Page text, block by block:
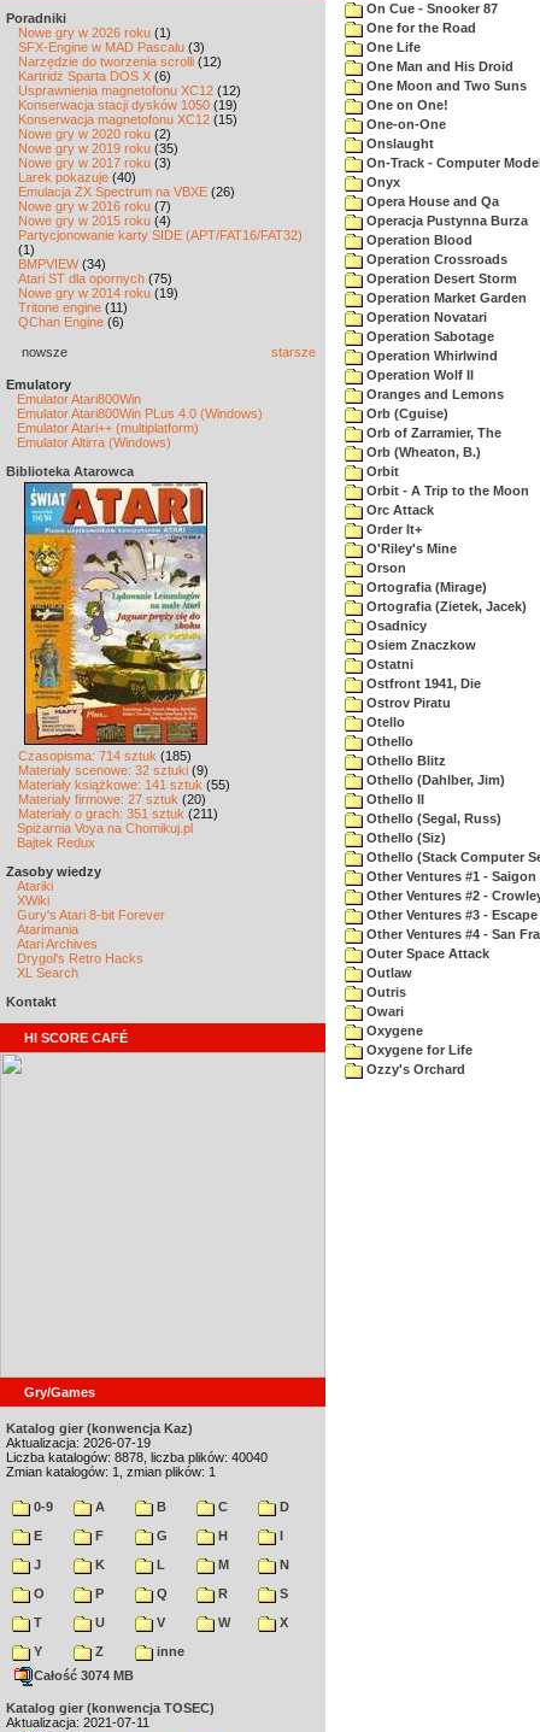
Poradniki
Nowe gry w 2026 roku (1)
SFX-Engine w MAD Pascalu (3)
Narzędzie do tworzenia scrolli (12)
Kartridż Sparta DOS X (6)
Usprawnienia magnetofonu XC12 (12)
Konserwacja stacji dysków 1050 (19)
Konserwacja magnetofonu XC12 (15)
Nowe gry w 2020 roku (2)
Nowe gry w 2019 roku (35)
Nowe gry w 2017 roku (3)
Larek pokazuje (40)
Emulacja ZX Spectrum na VBXE (26)
Nowe gry w 2016 roku (7)
Nowe gry w 2015 roku (4)
Partycjonowanie karty SIDE (APT/FAT16/FAT32)
(1)
BMPVIEW(34)
Atari ST dla opornych (75)
Nowe gry w 2014 roku (19)
Tritone engine (11)
QChan Engine (6)
nowsze starsze
Emulatory
Emulator Atari800Win
Emulator Atari800Win PLus 4.0 (Windows)
Emulator Atari++ (multiplatform)
Emulator Altirra (Windows)
Biblioteka Atarowca
Czasopisma: 714 sztuk (185)
Materiały scenowe: 32 sztuki (9)
Materiały książkowe: 141 sztuk (55)
Materiały firmowe: 27 sztuk (20)
Materiały o grach: 351 sztuk (211)
Spiżarnia Voya na Chomikuj.pl
Bajtek Redux
Zasoby wiedzy
Atariki
XWiki
Gury's Atari 8-bit Forever
Atarimania
Atari Archives
Drygol's Retro Hacks
XL Search
Kontakt
HI SCORE CAFÉ
Gry/Games
Katalog gier (konwencja Kaz)
Aktualizacja: 2026-07-19
Liczba katalogów: 8878, liczba plików: 40040
Zmian katalogów: 1, zmian plików: 1
0-9 A B C
D
E
F G H
I
J
K L M
N
O
P Q R
S
T
U V W
X
Y
Z
inne
Całość 3074 MB
Katalog gier (konwencja TOSEC)
Aktualizacja: 2021-07-11
On Cue - Snooker 87
One for the Road
One Life
One Man and His Droid
One Moon and Two Suns
One on One!
One-on-One
Onslaught
On-Track - Computer
Onyx
Opera House and Qa
Operacja Pustynna Burza
Operation Blood
Operation Crossroads
Operation Desert Storm
Operation Market Garden
Operation Novatari
Operation Sabotage
Operation Whirlwind
Operation Wolf II
Oranges and Lemons
Orb (Cguise)
Orb of Zarramier, The
Orb (Wheaton, B.)
Orbit
Orbit - A Trip to the Moon
Orc Attack
Order It+
O'Riley's Mine
Orson
Ortografia (Mirage)
Ortografia (Zietek, Jacek)
Osadnicy
Osiem Znaczkow
Ostatni
Ostfront 1941, Die
Ostrov Piratu
Otello
Othello
Othello Blitz
Othello (Dahlber, Jim)
Othello II
Othello (Segal, Russ)
Othello (Siz)
Othello (Stack Computer
Other Ventures #1 -
Other Ventures #2 -
Other Ventures #3 -
Other Ventures #4 - San
Outer Space Attack
Outlaw
Outris
Owari
Oxygene
Oxygene for Life
Ozzy's Orchard